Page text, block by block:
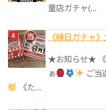
童店ガチャ(...
《縁日ガチャ
★お知らせ★ 《
ぁ
ご当
《た...